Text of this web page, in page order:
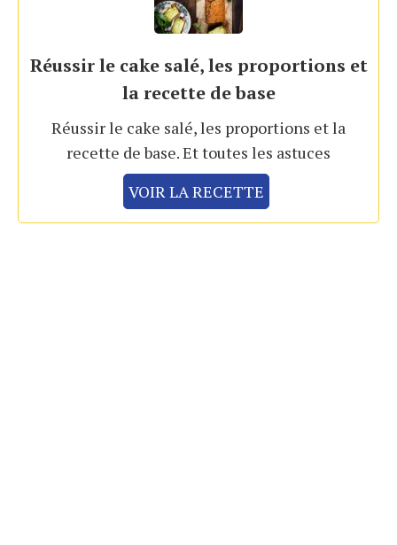
Réussir le cake salé, les proportions et
la recette de base
Réussir le cake salé, les proportions et la
recette de base. Et toutes les astuces
VOIR LA RECETTE